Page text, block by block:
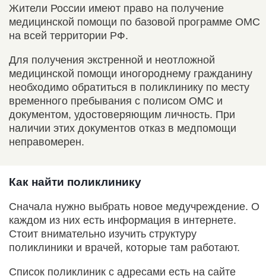
Жители России имеют право на получение
медицинской помощи по базовой программе ОМС
на всей территории РФ.
Для получения экстренной и неотложной
медицинской помощи иногороднему гражданину
необходимо обратиться в поликлинику по месту
временного пребывания с полисом ОМС и
документом, удостоверяющим личность. При
наличии этих документов отказ в медпомощи
неправомерен.
Как найти поликлинику
Сначала нужно выбрать новое медучреждение. О
каждом из них есть информация в интернете.
Стоит внимательно изучить структуру
поликлиники и врачей, которые там работают.
Список поликлиник с адресами есть на сайте